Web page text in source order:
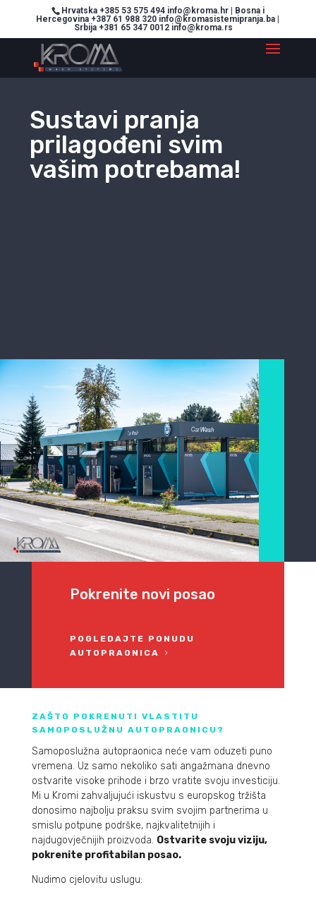
Hrvatska +385 53 575 494 info@kroma.hr | Bosna i
Hercegovina +387 61 988 320 info@kromasistemipranja.ba |
Srbija +381 65 347 0012 info@kroma.rs
Sustavi pranja
prilagođeni svim
vašim potrebama!
Pokrenite novi posao
POGLEDAJTE PONUDU
AUTOPRAONICA
ZAŠTO POKRENUTI VLASTITU
SAMOPOSLUŽNU AUTOPRAONICU?
Samoposlužna autopraonica neće vam oduzeti puno
vremena. Uz samo nekoliko sati angažmana dnevno
ostvarite visoke prihode i brzo vratite svoju investiciju.
Mi u Kromi zahvaljujući iskustvu s europskog tržišta
donosimo najbolju praksu svim svojim partnerima u
smislu potpune podrške, najkvalitetnijih i
najdugovječnijih proizvoda. Ostvarite svoju viziju,
pokrenite profitabilan posao.
Nudimo cjelovitu uslugu: